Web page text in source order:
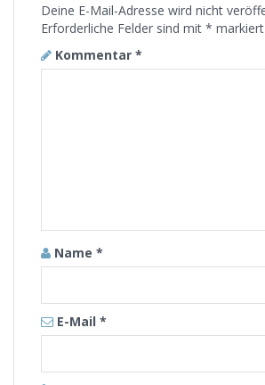
Deine E-Mail-Adresse wird nicht
Erforderliche Felder sind mit * markiert
Kommentar *
Name *
E-Mail *